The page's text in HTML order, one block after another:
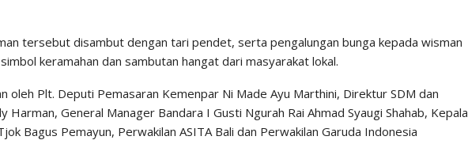
tersebut disambut dengan tari pendet, serta pengalungan bunga kepada wisman
keramahan dan sambutan hangat dari masyarakat lokal.
oleh Plt. Deputi Pemasaran Kemenpar Ni Made Ayu Marthini, Direktur SDM dan
Harman, General Manager Bandara I Gusti Ngurah Rai Ahmad Syaugi Shahab, Kepala
Bagus Pemayun, Perwakilan ASITA Bali dan Perwakilan Garuda Indonesia